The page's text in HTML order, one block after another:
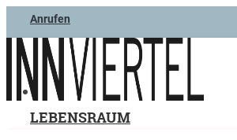
Anrufen
LEBENSRAUM